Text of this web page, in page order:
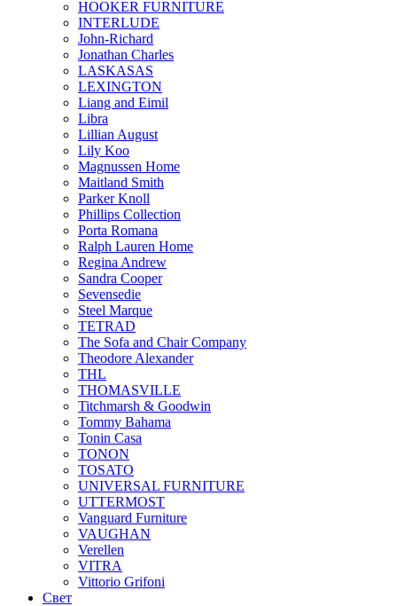
HOOKER FURNITURE
INTERLUDE
John-Richard
Jonathan Charles
LASKASAS
LEXINGTON
Liang and Eimil
Libra
Lillian August
Lily Koo
Magnussen Home
Maitland Smith
Parker Knoll
Phillips Collection
Porta Romana
Ralph Lauren Home
Regina Andrew
Sandra Cooper
Sevensedie
Steel Marque
TETRAD
The Sofa and Chair Company
Theodore Alexander
THL
THOMASVILLE
Titchmarsh & Goodwin
Tommy Bahama
Tonin Casa
TONON
TOSATO
UNIVERSAL FURNITURE
UTTERMOST
Vanguard Furniture
VAUGHAN
Verellen
VITRA
Vittorio Grifoni
Свет